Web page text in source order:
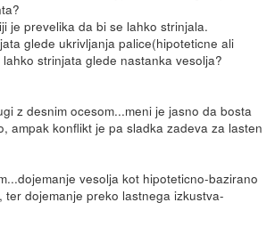
je prevelika da bi se lahko strinjala.
glede ukrivljanja palice(hipoteticne ali
strinjata glede nastanka vesolja?
z desnim ocesom...meni je jasno da bosta
ampak konflikt je pa sladka zadeva za lasten
vesolja kot hipoteticno-bazirano
ter dojemanje preko lastnega izkustva-